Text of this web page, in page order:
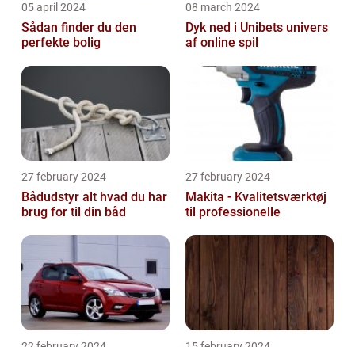
05 april 2024
Sådan finder du den
perfekte bolig
08 march 2024
Dyk ned i Unibets univers
af online spil
27 february 2024
Bådudstyr alt hvad du har
brug for til din båd
27 february 2024
Makita - Kvalitetsværktøj
til professionelle